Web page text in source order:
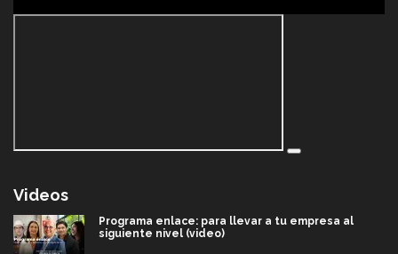
Videos
Programa enlace: para llevar a tu empresa al
siguiente nivel (video)